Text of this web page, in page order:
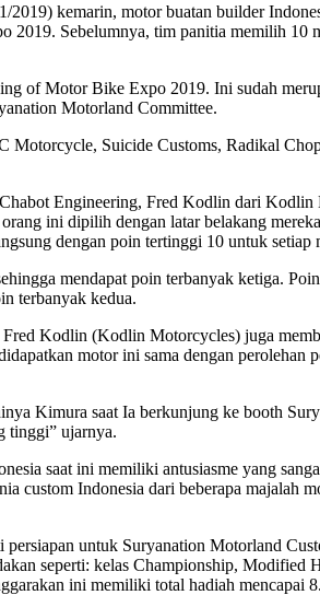
kemarin, motor buatan builder
Sebelumnya, tim panitia memilih 10
Motor Bike Expo 2019. Ini sudah
Motorland Committee.
Suicide Customs, Radikal
Engineering, Fred Kodlin dari
ini dipilih dengan latar belakang
dengan poin tertinggi 10 untuk setiap
mendapat poin terbanyak ketiga.
terbanyak kedua.
Kodlin (Kodlin Motorcycles) juga
motor ini sama dengan
Kimura saat Ia berkunjung ke booth
tinggi” ujarnya.
saat ini memiliki antusiasme yang
Indonesia dari beberapa majalah
untuk Suryanation Motorland
seperti: kelas Championship, Modified
ini memiliki total hadiah mencapai